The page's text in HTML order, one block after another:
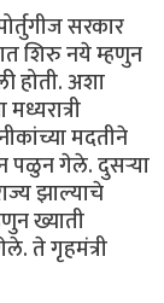
सरकार
शिरु नये म्हणुन
होती. अशा
मदतीने
पळुन गेले. दुसर्‍या
झाल्याचे
ख्याती
ते गृहमंत्री